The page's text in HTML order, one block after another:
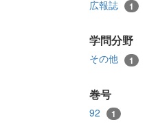
広報誌 1
学問分野
その他 1
巻号
92 1